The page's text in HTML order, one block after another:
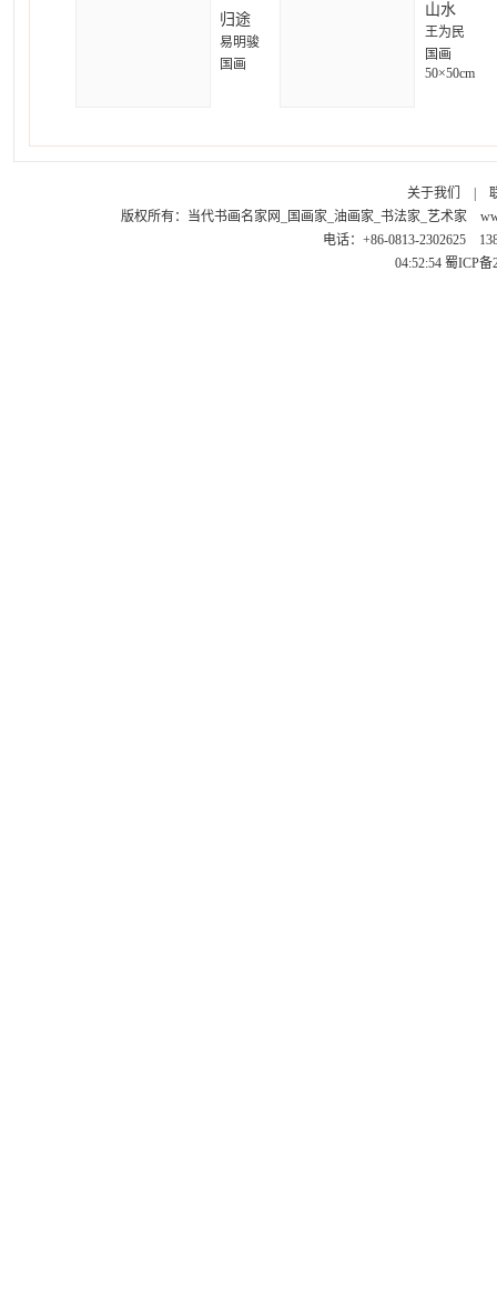
归途
易明骏
国画
山水
王为民
国画
50×50cm
关于我们
版权所有： 当代书画名家网_国画家_油画家_书法家_艺术家
电话：+86-0813-2302625
04:52:54 蜀ICP备